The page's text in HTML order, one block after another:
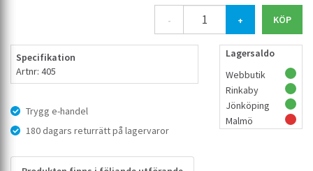
- +
Specifikation
Artnr: 405
Trygg e-handel
180 dagars returrätt på lagervaror
Lagersaldo
Webbutik
Rinkaby
Jönköping
Malmö